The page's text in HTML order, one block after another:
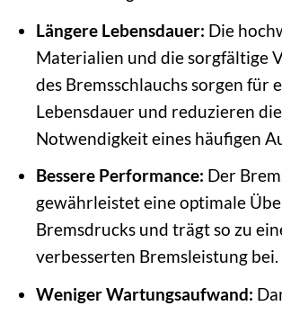
Längere Lebensdauer: Die
Materialien und die sorgfältige
des Bremsschlauchs sorgen für
Lebensdauer und reduzieren die
Notwendigkeit eines häufigen
Bessere Performance: Der
gewährleistet eine optimale
Bremsdrucks und trägt so zu
verbesserten Bremsleistung bei.
Weniger Wartungsaufwand: